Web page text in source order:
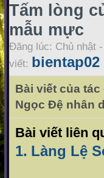
Tấm lòng
mẫu mực
Đăng lúc: Chủ nhật
viết: bientap02
Bài viết của
Ngọc Đệ nhân
Bài viết liên
1. Làng Lệ